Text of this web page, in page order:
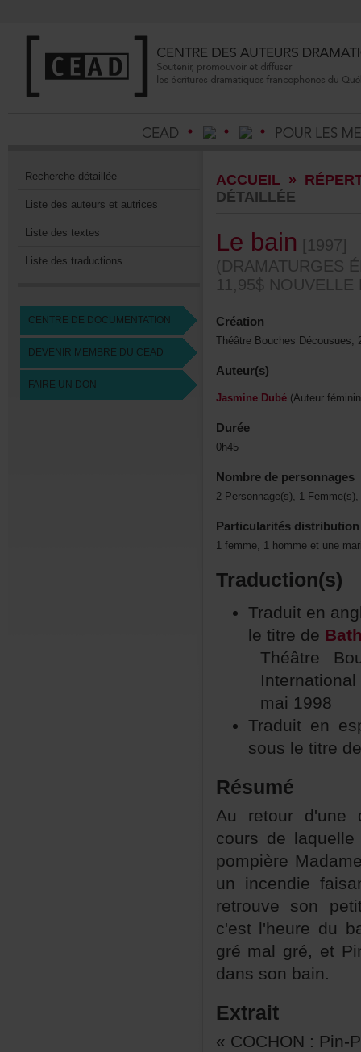
Recherchedétaillée
Listedesauteursetautrices
Listedestextes
Listedestraductions
CENTREDEDOCUMENTATION
DEVENIRMEMBREDUCEAD
FAIREUNDON
ACCUEIL»
DÉTAILLÉE
Lebain [1997]
Création
Auteur(s)
JasmineDubé
Durée
0h45
Nombredepersonnages
Particularitésdistribution
Traduction(s)
letitrede
mai1998
Résumé
danssonbain.
Extrait
«COCHON:Pin-